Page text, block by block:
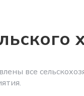
все